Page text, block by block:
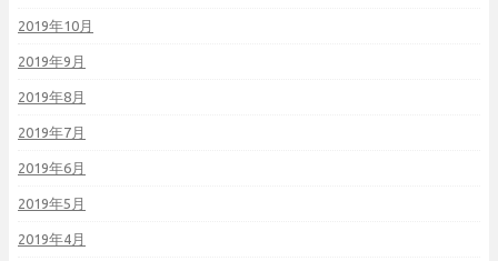
2019年10月
2019年9月
2019年8月
2019年7月
2019年6月
2019年5月
2019年4月